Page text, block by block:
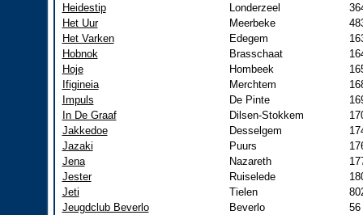
Heidestip
Londerzeel
Het Uur
Meerbeke
Het Varken
Edegem
Hobnok
Brasschaat
Hoje
Hombeek
Ifigineia
Merchtem
Impuls
De Pinte
In De Graaf
Dilsen-Stokkem
Jakkedoe
Desselgem
Jazaki
Puurs
Jena
Nazareth
Jester
Ruiselede
Jeti
Tielen
Jeugdclub Beverlo
Beverlo
56